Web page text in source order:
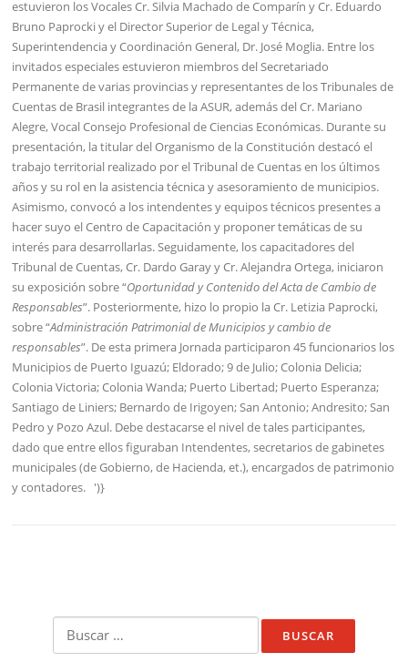
estuvieron los Vocales Cr. Silvia Machado de Comparín y Cr. Eduardo
Bruno Paprocki y el Director Superior de Legal y Técnica,
Superintendencia y Coordinación General, Dr. José Moglia. Entre los
invitados especiales estuvieron miembros del Secretariado
Permanente de varias provincias y representantes de los Tribunales de
Cuentas de Brasil integrantes de la ASUR, además del Cr. Mariano
Alegre, Vocal Consejo Profesional de Ciencias Económicas. Durante su
presentación, la titular del Organismo de la Constitución destacó el
trabajo territorial realizado por el Tribunal de Cuentas en los últimos
años y su rol en la asistencia técnica y asesoramiento de municipios.
Asimismo, convocó a los intendentes y equipos técnicos presentes a
hacer suyo el Centro de Capacitación y proponer temáticas de su
interés para desarrollarlas. Seguidamente, los capacitadores del
Tribunal de Cuentas, Cr. Dardo Garay y Cr. Alejandra Ortega, iniciaron
su exposición sobre “Oportunidad y Contenido del Acta de Cambio de
Responsables”. Posteriormente, hizo lo propio la Cr. Letizia Paprocki,
sobre “Administración Patrimonial de Municipios y cambio de
responsables”. De esta primera Jornada participaron 45 funcionarios los
Municipios de Puerto Iguazú; Eldorado; 9 de Julio; Colonia Delicia;
Colonia Victoria; Colonia Wanda; Puerto Libertad; Puerto Esperanza;
Santiago de Liniers; Bernardo de Irigoyen; San Antonio; Andresito; San
Pedro y Pozo Azul. Debe destacarse el nivel de tales participantes,
dado que entre ellos figuraban Intendentes, secretarios de gabinetes
municipales (de Gobierno, de Hacienda, et.), encargados de patrimonio
y contadores. ')}